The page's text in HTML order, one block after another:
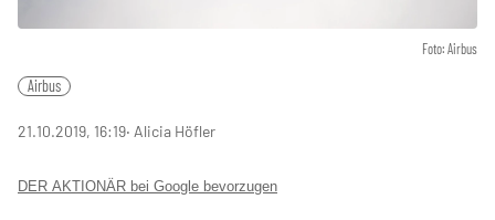
Foto: Airbus
Airbus
21.10.2019, 16:19‧ Alicia Höfler
DER AKTIONÄR bei Google bevorzugen